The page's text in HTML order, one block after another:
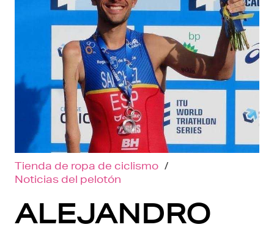
Tienda de ropa de ciclismo /
Noticias del pelotón
ALEJANDRO